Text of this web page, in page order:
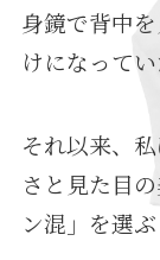
身鏡で背中
けになって
それ以来、
さと見た目
ン混」を選